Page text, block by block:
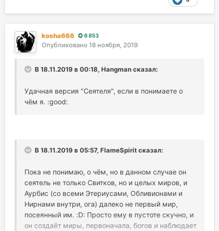
kosha666 6 853
Опубликовано 18 ноября, 2019
В 18.11.2019 в 00:18, Hangman сказал:
Удачная версия "Сеятеля", если в понимаете о
чём я. :good:
В 18.11.2019 в 05:57, FlameSpirit сказал:
Пока не понимаю, о чём, но в данном случае он
сеятель не только Свитков, но и целых миров, и
Аурбис (со всеми Этериусами, Обливионами и
Нирнами внутри, ога) далеко не первый мир,
посеянный им. :D: Просто ему в пустоте скучно, и
он создаёт миры, первоначала, богов и наблюдает